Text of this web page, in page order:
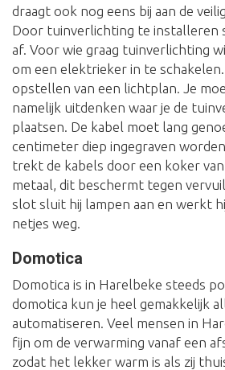
draagt ook nog eens bij aan de
Door tuinverlichting te installeren
af. Voor wie graag tuinverlichting
om een elektrieker in te
opstellen van een lichtplan. Je
namelijk uitdenken waar je de
plaatsen. De kabel moet lang
centimeter diep ingegraven
trekt de kabels door een koker
metaal, dit beschermt tegen
slot sluit hij lampen aan en werkt
netjes weg.
Domotica
Domotica is in Harelbeke steeds
domotica kun je heel gemakkelijk
automatiseren. Veel mensen in
fijn om de verwarming vanaf een
zodat het lekker warm is als zij